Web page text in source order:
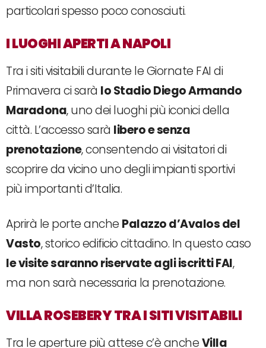
particolari spesso poco conosciuti.
I LUOGHI APERTI A NAPOLI
Tra i siti visitabili durante le Giornate FAI di
Primavera ci sarà lo Stadio Diego Armando
Maradona, uno dei luoghi più iconici della
città. L’accesso sarà libero e senza
prenotazione, consentendo ai visitatori di
scoprire da vicino uno degli impianti sportivi
più importanti d’Italia.
Aprirà le porte anche Palazzo d’Avalos del
Vasto, storico edificio cittadino. In questo caso
le visite saranno riservate agli iscritti FAI,
ma non sarà necessaria la prenotazione.
VILLA ROSEBERY TRA I SITI VISITABILI
Tra le aperture più attese c’è ancheVilla